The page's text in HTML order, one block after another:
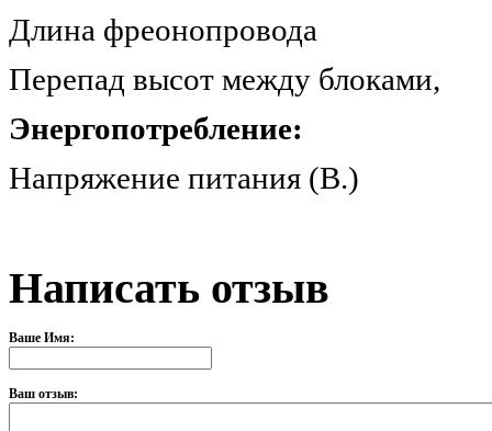
Длина
Перепад высот между
Энергопотребление:
Напряжение питания
Написать отзыв
Ваше Имя:
Ваш отзыв: